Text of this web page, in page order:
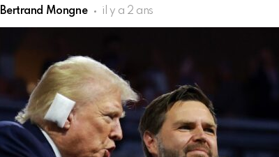
Bertrand Mongne il y a 2 ans